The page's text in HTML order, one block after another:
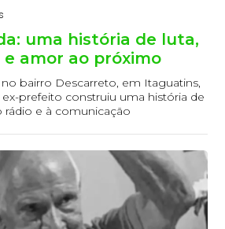
uma história de luta,
e amor ao próximo
bairro Descarreto, em Itaguatins,
ex-prefeito construiu uma história de
rádio e à comunicação